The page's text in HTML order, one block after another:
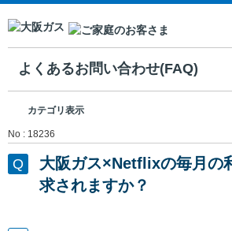
よくあるお問い合わせ(FAQ)
カテゴリ表示
No : 18236
大阪ガス×Netflixの毎月の
求されますか？